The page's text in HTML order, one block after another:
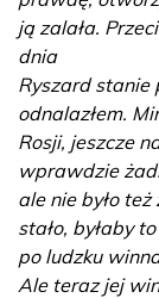
ją zalała.
dnia
Ryszard stanie
odnalazłem.
Rosji, jeszcze
wprawdzie
ale nie było
stało, byłaby
po ludzku
Ale teraz jej